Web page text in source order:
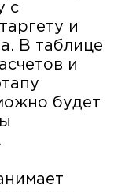
с
и
В таблице
и
будет